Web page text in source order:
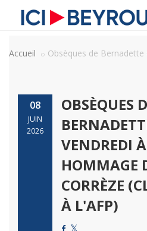
Accueil Obsèques de Bernadette
08
JUIN
2026
OBSÈQUES
VENDREDI
HOMMAGE
CORRÈZE
À L'AFP)